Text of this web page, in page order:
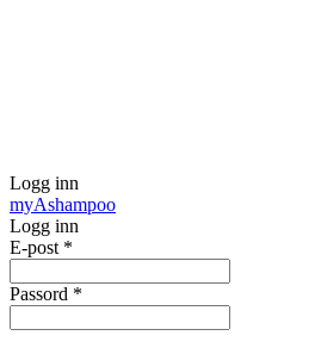
Logg inn
myAshampoo
Logg inn
E-post *
Passord *